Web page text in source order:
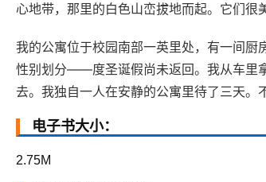
心地带，那里的白色山峦拔地而起。它们很
我的公寓位于校园南部一英里处，有一间
性别划分——度圣诞假尚未返回。我从车里
去。我独自一人在安静的公寓里待了三天。
电子书大小：
2.75M